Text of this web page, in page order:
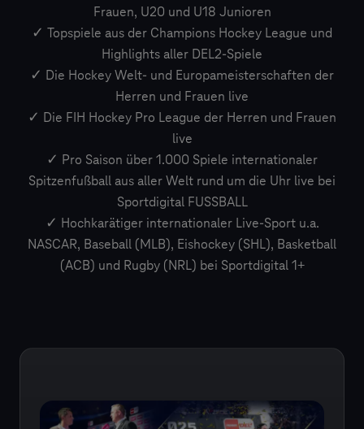
Frauen, U20 und U18 Junioren
✓ Topspiele aus der Champions Hockey League und
Highlights aller DEL2-Spiele
✓ Die Hockey Welt- und Europameisterschaften der
Herren und Frauen live
✓ Die FIH Hockey Pro League der Herren und Frauen
live
✓ Pro Saison über 1.000 Spiele internationaler
Spitzenfußball aus aller Welt rund um die Uhr live bei
Sportdigital FUSSBALL
✓ Hochkarätiger internationaler Live-Sport u.a.
NASCAR, Baseball (MLB), Eishockey (SHL), Basketball
(ACB) und Rugby (NRL) bei Sportdigital 1+